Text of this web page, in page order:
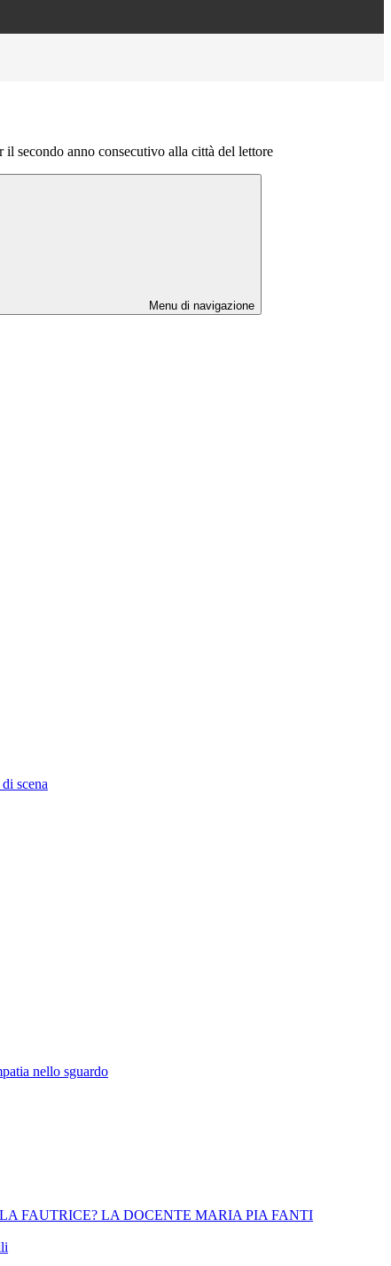
secondo anno consecutivo alla città del lettore
Menu di navigazione
scena
nello sguardo
FAUTRICE? LA DOCENTE MARIA PIA FANTI